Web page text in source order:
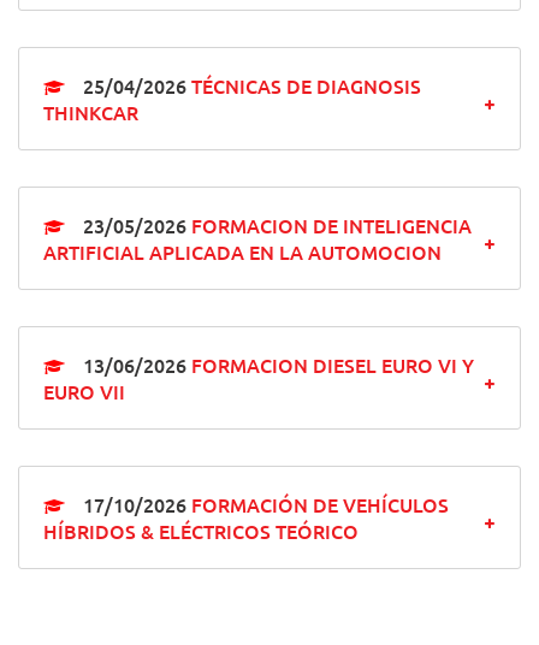
25/04/2026TÉCNICAS DE DIAGNOSIS
THINKCAR
23/05/2026 FORMACION DE INTELIGENCIA
ARTIFICIAL APLICADA EN LA AUTOMOCION
13/06/2026 FORMACION DIESEL EURO VI Y
EURO VII
17/10/2026 FORMACIÓN DE VEHÍCULOS
HÍBRIDOS & ELÉCTRICOS TEÓRICO